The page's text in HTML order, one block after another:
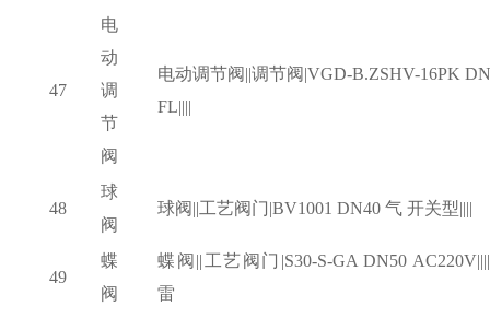
47
电
动
调
节
阀
电动调节阀||调节阀|VGD-B.ZSHV-16PK
FL||||
48
球
阀
球阀||工艺阀门|BV1001 DN40 气 开关型||||
49
蝶
阀
蝶阀 ||工艺阀门|S30-S-GA DN50
雷